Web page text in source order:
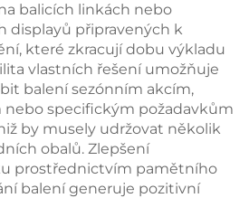
balicích linkách nebo
displayů připravených k
které zkracují dobu výkladu
vlastních řešení umožňuje
balení sezónním akcím,
specifickým požadavkům
by musely udržovat několik
obalů. Zlepšení
prostřednictvím pamětního
balení generuje pozitivní